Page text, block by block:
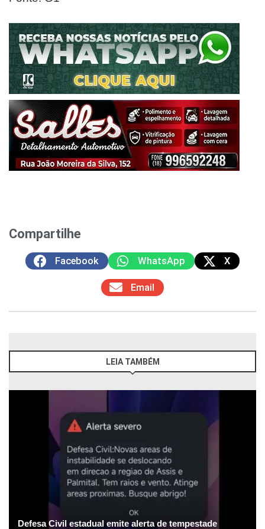
Compartilhe
Facebook WhatsApp X
Email
LEIA TAMBÉM
Defesa Civil estadual emite alerta de tempestade